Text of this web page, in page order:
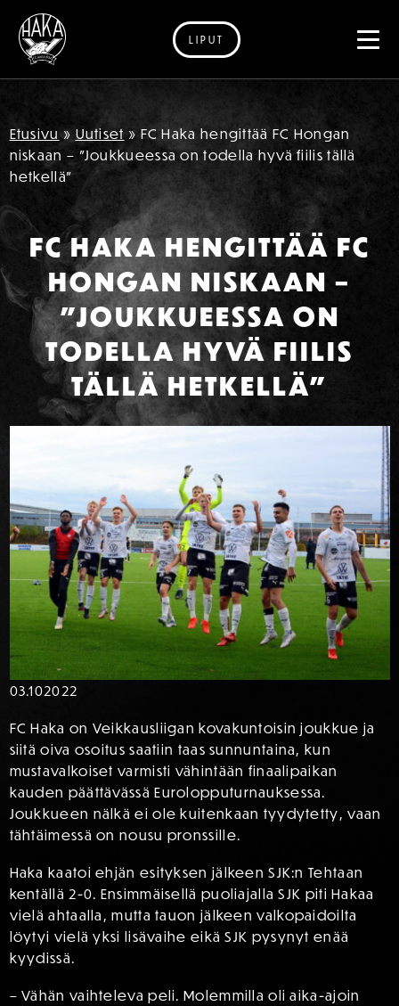
Siirry sisältöön
LIPUT
Etusivu » Uutiset » FC Haka hengittää FC Hongan
niskaan – ”Joukkueessa on todella hyvä fiilis tällä
hetkellä”
FC HAKA HENGITTÄÄ FC
HONGAN NISKAAN –
”JOUKKUEESSA ON
TODELLA HYVÄ FIILIS
TÄLLÄ HETKELLÄ”
03.102022
FC Haka on Veikkausliigan kovakuntoisin joukkue ja
siitä oiva osoitus saatiin taas sunnuntaina, kun
mustavalkoiset varmisti vähintään finaalipaikan
kauden päättävässä Eurolopputurnauksessa.
Joukkueen nälkä ei ole kuitenkaan tyydytetty, vaan
tähtäimessä on nousu pronssille.
Haka kaatoi ehjän esityksen jälkeen SJK:n Tehtaan
kentällä 2-0. Ensimmäisellä puoliajalla SJK piti Hakaa
vielä ahtaalla, mutta tauon jälkeen valkopaidoilta
löytyi vielä yksi lisävaihe eikä SJK pysynyt enää
kyydissä.
– Vähän vaihteleva peli. Molemmilla oli aika-ajoin